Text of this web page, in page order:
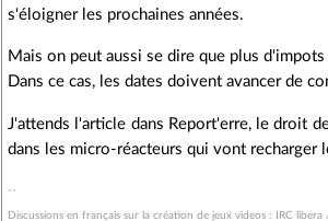
s'éloigner les prochaines années.
Mais on peut aussi se dire que plus
Dans ce cas, les dates doivent avancer de
J'attends l'article dans Report'erre, le droit
dans les micro-réacteurs qui vont recharger
Discussions en français sur la création de jeux videos : IRC